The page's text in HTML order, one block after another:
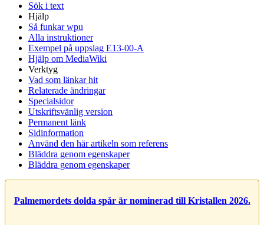
Sök i text
Hjälp
Så funkar wpu
Alla instruktioner
Exempel på uppslag E13-00-A
Hjälp om MediaWiki
Verktyg
Vad som länkar hit
Relaterade ändringar
Specialsidor
Utskriftsvänlig version
Permanent länk
Sidinformation
Använd den här artikeln som referens
Bläddra genom egenskaper
Bläddra genom egenskaper
Palmemordets dolda spår är nominerad till Kristallen 2026.